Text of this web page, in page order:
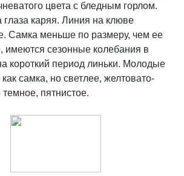
цвета с бледным горлом.
глаза каряя. Линия на клюве
Самка меньше по размеру, чем ее
имеются сезонные колебания в
короткий период линьки. Молодые
самка, но светлее, желтовато-
пятнистое.